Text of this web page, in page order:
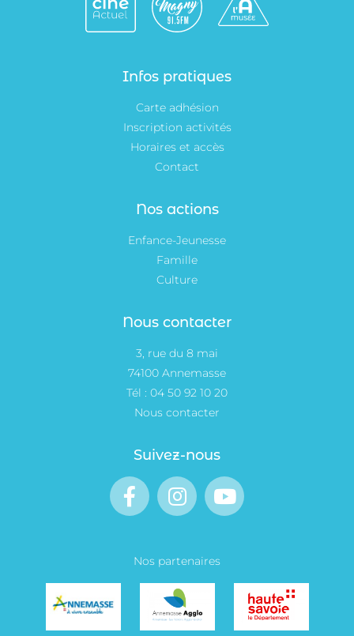
Infos pratiques
Carte adhésion
Inscription activités
Horaires et accès
Contact
Nos actions
Enfance-Jeunesse
Famille
Culture
Nous contacter
3, rue du 8 mai
74100 Annemasse
Tél : 04 50 92 10 20
Nous contacter
Suivez-nous
Nos partenaires